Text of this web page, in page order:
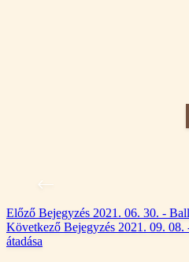
Előző Bejegyzés 2021. 06. 30. -
Következő Bejegyzés 2021. 09. 08.
átadása